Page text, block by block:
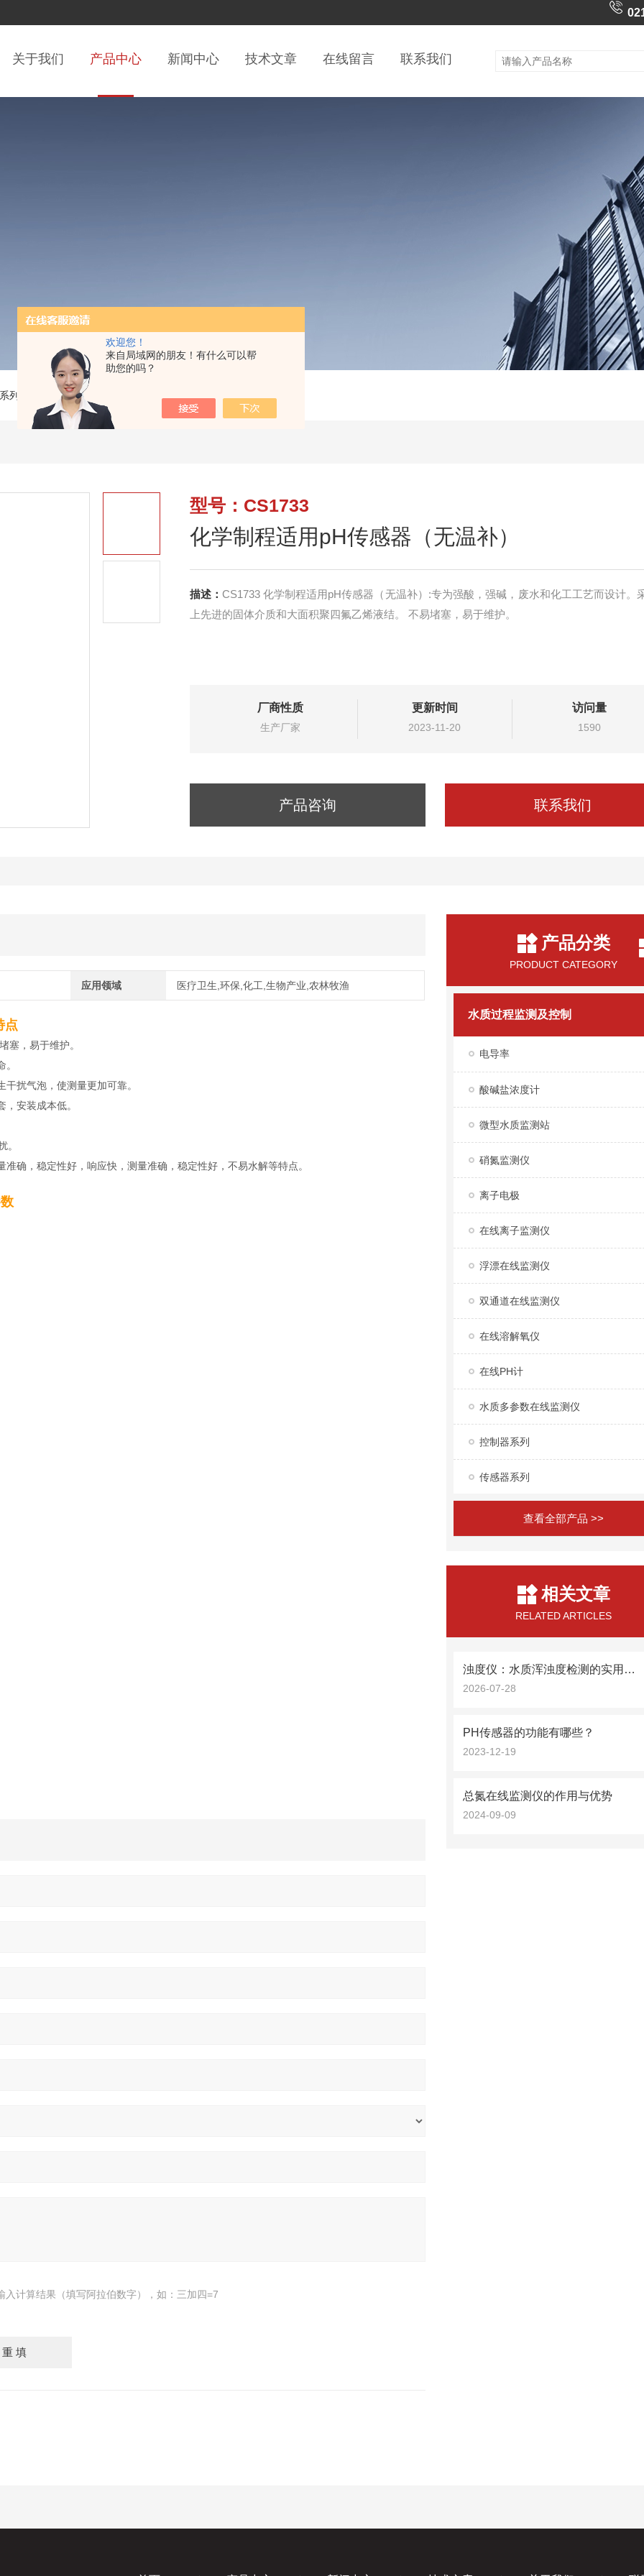
欢迎您！
来自局域网的朋友！有什么可以帮
助您的吗？
关于我们 产品中心 新闻中心 技术文章 在线留言 联系我们
列 CS1733化学制程适用pH传感器（无温补）
型号：CS1733
化学制程适用pH传感器（无温补）
描述： CS1733 化学制程适用pH传感器（无温补）:专为强酸，强碱，废水和化工工艺而设计。
上先进的固体介质和大面积聚四氟乙烯液结。 不易堵塞，易于维护。
厂商性质
生产厂家
更新时间
2023-11-20
访问量
1590
产品咨询 联系我们
应用领域 医疗卫生,环保,化工,生物产业,农林牧渔
点
，易于维护。
扰气泡，使测量更加可靠。
安装成本低。
。
确，稳定性好，响应快，测量准确，稳定性好，不易水解等特点。
入计算结果（填写阿拉伯数字），如：三加四=7
产品分类
PRODUCT CATEGORY
水质过程监测及控制
电导率
酸碱盐浓度计
微型水质监测站
硝氮监测仪
离子电极
在线离子监测仪
浮漂在线监测仪
双通道在线监测仪
在线溶解氧仪
在线PH计
水质多参数在线监测仪
控制器系列
传感器系列
查看全部产品 >>
相关文章
RELATED ARTICLES
浊度仪：水质浑浊度检测的实用设备
2026-07-28
PH传感器的功能有哪些？
2023-12-19
总氮在线监测仪的作用与优势
2024-09-09